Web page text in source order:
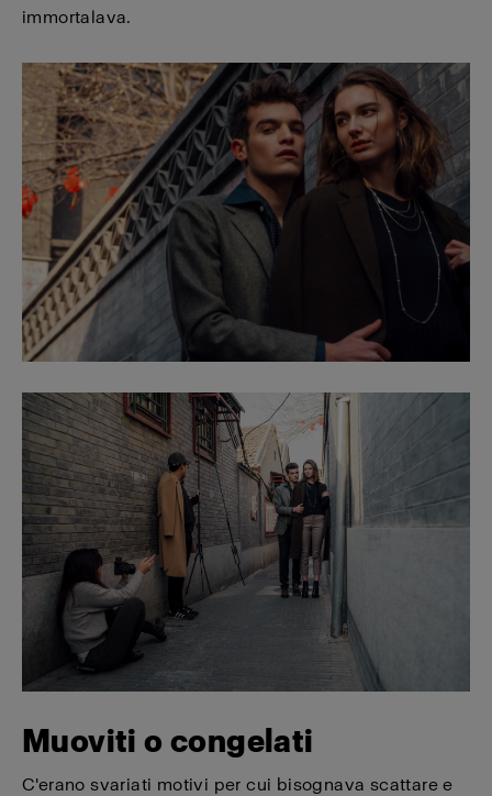
immortalava.
Muoviti o congelati
C'erano svariati motivi per cui bisognava scattare e